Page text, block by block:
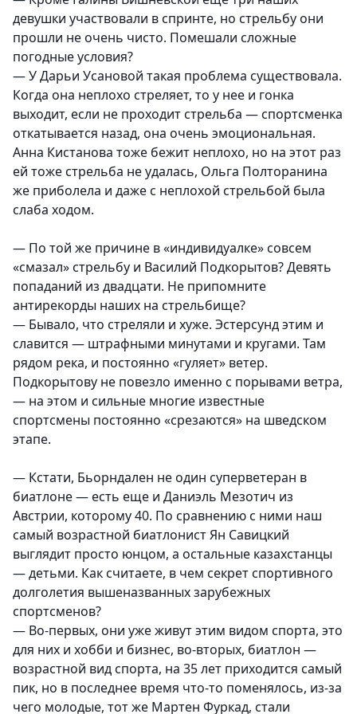
девушки участвовали в спринте, но стрельбу они
прошли не очень чисто. Помешали сложные
погодные условия?
— У Дарьи Усановой такая проблема существовала.
Когда она неплохо стреляет, то у нее и гонка
выходит, если не проходит стрельба — спортсменка
откатывается назад, она очень эмоциональная.
Анна Кистанова тоже бежит неплохо, но на этот раз
ей тоже стрельба не удалась, Ольга Полторанина
же приболела и даже с неплохой стрельбой была
слаба ходом.
— По той же причине в «индивидуалке» совсем
«смазал» стрельбу и Василий Подкорытов? Девять
попаданий из двадцати. Не припомните
антирекорды наших на стрельбище?
— Бывало, что стреляли и хуже. Эстерсунд этим и
славится — штрафными минутами и кругами. Там
рядом река, и постоянно «гуляет» ветер.
Подкорытову не повезло именно с порывами ветра,
— на этом и сильные многие известные
спортсмены постоянно «срезаются» на шведском
этапе.
— Кстати, Бьорндален не один суперветеран в
биатлоне — есть еще и Даниэль Мезотич из
Австрии, которому 40. По сравнению с ними наш
самый возрастной биатлонист Ян Савицкий
выглядит просто юнцом, а остальные казахстанцы
— детьми. Как считаете, в чем секрет спортивного
долголетия вышеназванных зарубежных
спортсменов?
— Во-первых, они уже живут этим видом спорта, это
для них и хобби и бизнес, во-вторых, биатлон —
возрастной вид спорта, на 35 лет приходится самый
пик, но в последнее время что-то поменялось, из-за
чего молодые, тот же Мартен Фуркад, стали